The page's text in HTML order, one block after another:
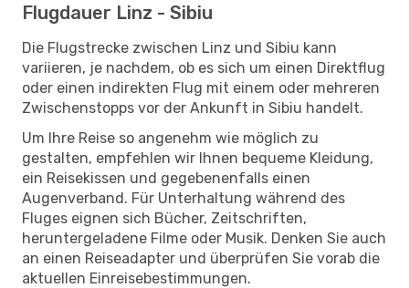
Flugdauer Linz - Sibiu
Die Flugstrecke zwischen Linz und Sibiu kann
variieren, je nachdem, ob es sich um einen Direktflug
oder einen indirekten Flug mit einem oder mehreren
Zwischenstopps vor der Ankunft in Sibiu handelt.
Um Ihre Reise so angenehm wie möglich zu
gestalten, empfehlen wir Ihnen bequeme Kleidung,
ein Reisekissen und gegebenenfalls einen
Augenverband. Für Unterhaltung während des
Fluges eignen sich Bücher, Zeitschriften,
heruntergeladene Filme oder Musik. Denken Sie auch
an einen Reiseadapter und überprüfen Sie vorab die
aktuellen Einreisebestimmungen.